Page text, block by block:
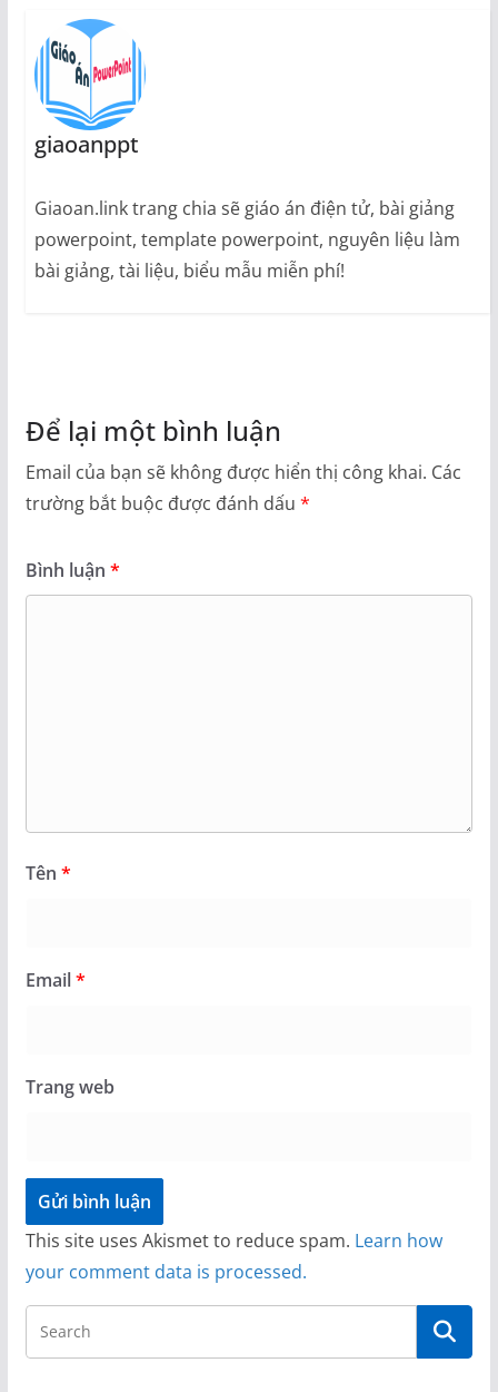
giaoanppt
Giaoan.link trang chia sẽ giáo án điện tử, bài giảng
powerpoint, template powerpoint, nguyên liệu làm
bài giảng, tài liệu, biểu mẫu miễn phí!
Để lại một bình luận
Email của bạn sẽ không được hiển thị công khai. Các
trường bắt buộc được đánh dấu *
Bình luận *
Tên *
Email*
Trang web
This site uses Akismet to reduce spam. Learn how
your comment data is processed.